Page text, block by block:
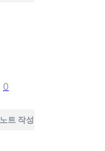
0
노트 작성